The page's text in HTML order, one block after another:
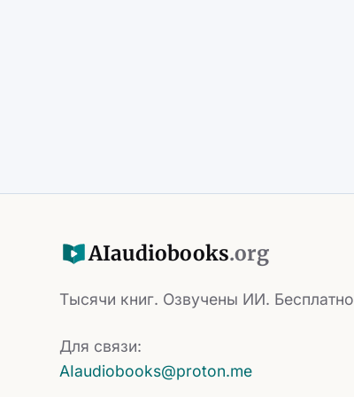
AIaudiobooks.org
Тысячи книг. Озвучены ИИ. Бесплатно
Для связи:
AIaudiobooks@proton.me